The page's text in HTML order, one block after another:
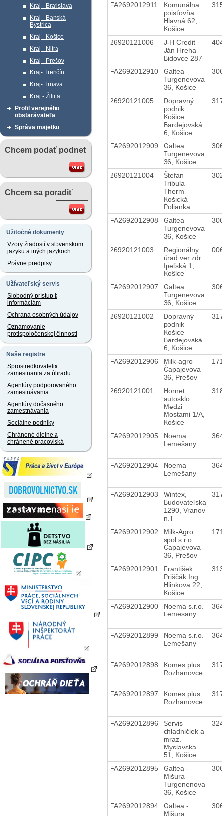
Kraj - Bratislava
Kraj - Banská
Bystrica
Kraj - Košice
Kraj - Nitra
Kraj - Prešov
Kraj- Trenčín
Kraj- Trnava
Kraj - Žilina
Profil verejného
obstarávateľa
Správa majetku
Chcem podať podnet
Chcem sa poradiť
Užitočné dokumenty
Vzory žiadostí v slovenskom
jazyku a iných jazykoch
Právne predpisy
Užívateľský servis
Slobodný prístup k
informáciám
Ochrana osobných údajov
Oznamovanie
protispoločenskej činnosti
Naše registre
Sprostredkovatelia
zamestnania za úhradu
Agentúry podporovaného
zamestnávania
Agentúry dočasného
zamestnávania
Sociálne podniky
Chránené dielne a
chránené pracoviská
FA2692012911
Komunálna
poisťovňa
Hlavná 62,
Košice
26920121006
J-H Credit
Ján Hreha
Bidovce 287
FA2692012910
Galtea
Turgenevova
36, Košice
26920121005
Dopravný
podnik
Košice
Bardejovská
6, Košice
FA2692012909
Galtea
Turgenevova
36, Košice
26920121004
Štefan
Tribula
Therm
Košická
Polianka
FA2692012908
Galtea
Turgenevova
36, Košice
26920121003
Regionálny
úrad ver.zdr.
Ipeľská 1,
Košice
FA2692012907
Galtea
Turgenevova
36, Košice
26920121002
Dopravný
podnik
Košice
Bardejovská
6, Košice
FA2692012906
Milk-agro
Čapajevova
36, Prešov
26920121001
Hornet
autosklo
Medzi
Mostami 1/A,
Košice
FA2692012905
Noema
Lemešany
FA2692012904
Noema
Lemešany
FA2692012903
Wintex,
Budovateľska
1290, Vranov
n.T
FA2692012902
Milk-Agro
spol.s.r.o.
Čapajevova
36, Prešov
FA2692012901
František
Priščák Ing.
Hlinkova 22,
Košice
FA2692012900
Noema s.r.o.
Lemešany
FA2692012899
Noema s.r.o.
Lemešany
FA2692012898
Komes plus
Rozhanovce
FA2692012897
Komes plus
Rozhanovce
FA2692012896
Servis
chladničiek a
mraz.
Myslavska
51, Košice
FA2692012895
Galtea -
Mišura
Turgenenova
36, Košice
FA2692012894
Galtea -
Mišura